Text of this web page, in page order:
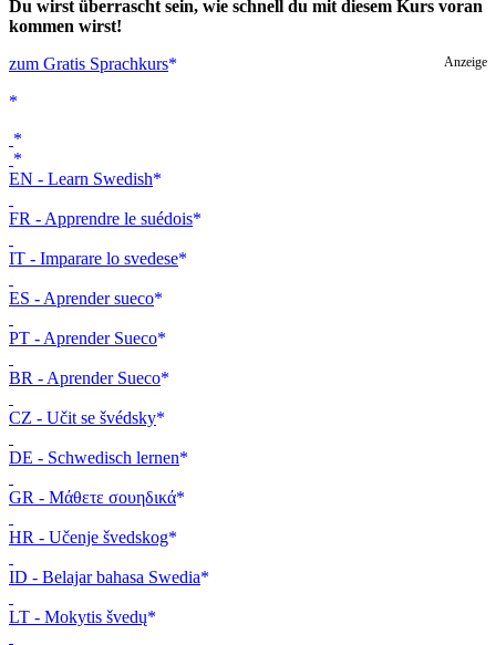
Du wirst überrascht sein, wie schnell du mit diesem Kurs voran
kommen wirst!
Anzeige
zum Gratis Sprachkurs
EN - Learn Swedish
FR - Apprendre le suédois
IT - Imparare lo svedese
ES - Aprender sueco
PT - Aprender Sueco
BR - Aprender Sueco
CZ - Učit se švédsky
DE - Schwedisch lernen
GR - Μάθετε σουηδικά
HR - Učenje švedskog
ID - Belajar bahasa Swedia
LT - Mokytis švedų